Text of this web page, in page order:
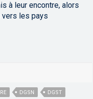
à leur encontre, alors
les pays
DGSN
DGST